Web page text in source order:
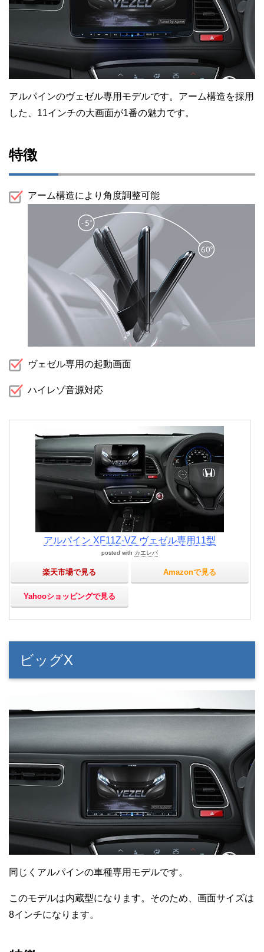
アルパインのヴェゼル専用モデルです。アーム構造を採用
した、11インチの大画面が1番の魅力です。
特徴
アーム構造により角度調整可能
ヴェゼル専用の起動画面
ハイレゾ音源対応
アルパイン XF11Z-VZ ヴェゼル専用11型
posted with カエレバ
楽天市場で見る Amazonで見る
Yahooショッピングで見る
ビッグX
同じくアルパインの車種専用モデルです。
このモデルは内蔵型になります。そのため、画面サイズは
8インチになります。